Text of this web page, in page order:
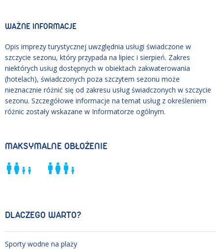
WAŻNE INFORMACJE
Opis imprezy turystycznej uwzględnia usługi świadczone w
szczycie sezonu, który przypada na lipiec i sierpień. Zakres
niektórych usług dostępnych w obiektach zakwaterowania
(hotelach), świadczonych poza szczytem sezonu może
nieznacznie różnić się od zakresu usług świadczonych w szczycie
sezonu. Szczegółowe informacje na temat usług z określeniem
różnic zostały wskazane w Informatorze ogólnym.
MAKSYMALNE OBŁOŻENIE
DLACZEGO WARTO?
Sporty wodne na plaży